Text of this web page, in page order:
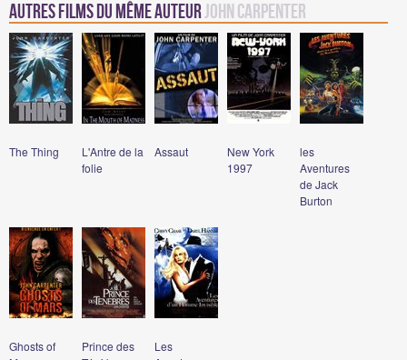
Autres Films du même auteurJohn Carpenter
The Thing
L'Antre de la
folie
Assaut
New York
1997
les
Aventures
de Jack
Burton
Ghosts of
Prince des
Les